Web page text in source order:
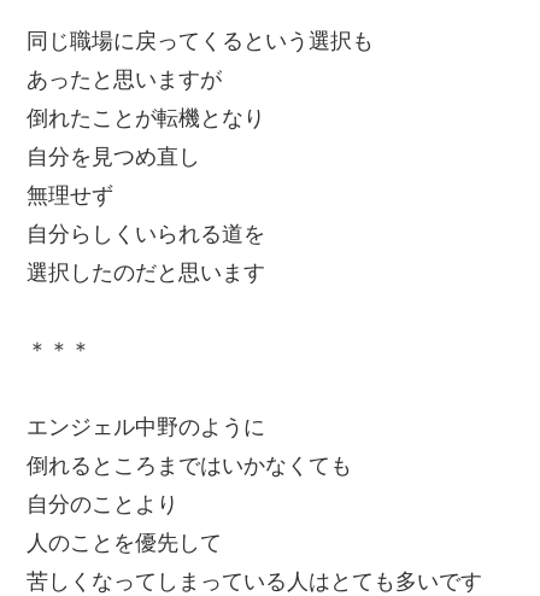
同じ職場に戻ってくるという選択も
あったと思いますが
倒れたことが転機となり
自分を見つめ直し
無理せず
自分らしくいられる道を
選択したのだと思います
＊＊＊
エンジェル中野のように
倒れるところまではいかなくても
自分のことより
人のことを優先して
苦しくなってしまっている人はとても多いです